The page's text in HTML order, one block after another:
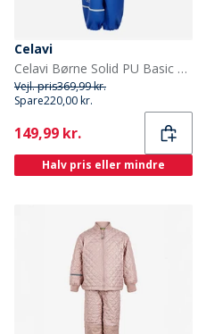
Celavi
Celavi Børne Solid PU Basic Regntøj Sæt Havblå Oceanblue
Vejl. pris369,99 kr.
Spare220,00 kr.
Current
149,99 kr.
Halv pris eller mindre